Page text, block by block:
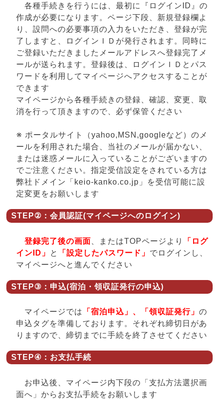
各種手続きを行うには、最初に『ログインID』の
作成が必要になります。ページ下段、新規登録欄よ
り、設問への必要事項の入力をいただき、登録が完
了しますと、ログインＩＤが発行されます。同時に
ご登録いただきましたメールアドレスへ登録完了メ
ールが送られます。登録後は、ログインＩＤとパス
ワードを利用してマイページへアクセスすることが
できます
マイページから各種手続きの登録、確認、変更、取
消を行って頂きますので、必ず保管ください
※ ポータルサイト（yahoo,MSN,googleなど）のメ
ールを利用された場合、当社のメールが届かない、
または迷惑メールに入っていることがございますの
でご注意ください。指定受信設定をされている方は
弊社ドメイン「keio-kanko.co.jp」を受信可能に設
定変更をお願いします
STEP②：会員認証(マイページへのログイン)
登録完了後の画面 、またはTOPページより
「ログ
インID」
と 「設定したパスワード」 でログインし、
マイページへと進んでください
STEP③：申込(宿泊・領収証発行の申込)
マイページでは 「宿泊申込」、「領収証発行」 の
申込タグを準備しております。それぞれ締切日があ
りますので、締切までに手続を終了させてください
STEP④：お支払手続
お申込後、マイページ内下段の「支払方法選択画
面へ」からお支払手続をお願いします